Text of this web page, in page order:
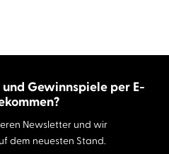
Gewinnspiele per E-
Newsletter und wir
dem neuesten Stand.